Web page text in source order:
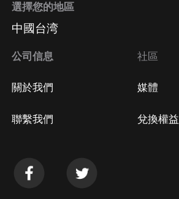
選擇您的地區
中國台湾
公司信息
關於我們
聯繫我們
社區
媒體
兌換權益